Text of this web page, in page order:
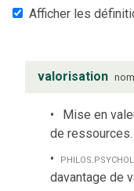
Afficher les
valorisation nom
Mise en
de ressources.
philos.
davantage de